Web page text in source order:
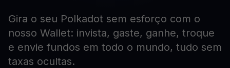
Gira o seu Polkadot sem esforço com o
nosso Wallet: invista, gaste, ganhe, troque
e envie fundos em todo o mundo, tudo sem
taxas ocultas.